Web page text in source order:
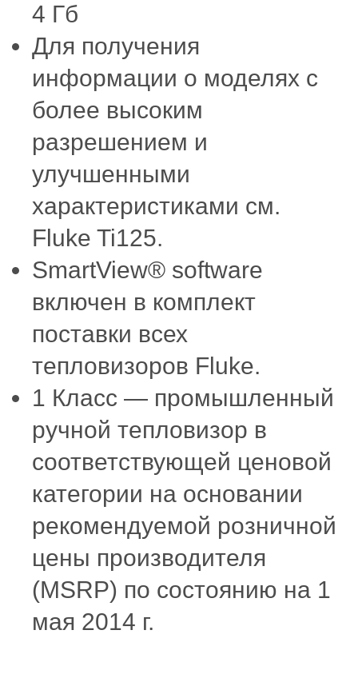
4 Гб
Для получения
информации о моделях с
более высоким
разрешением и
улучшенными
характеристиками см.
Fluke Ti125.
SmartView® software
включен в комплект
поставки всех
тепловизоров Fluke.
1 Класс — промышленный
ручной тепловизор в
соответствующей ценовой
категории на основании
рекомендуемой розничной
цены производителя
(MSRP) по состоянию на 1
мая 2014 г.